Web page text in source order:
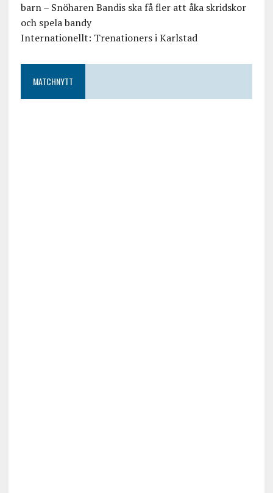
barn – Snöharen Bandis ska få fler att åka skridskor
och spela bandy
Internationellt: Trenationers i Karlstad
MATCHNYTT